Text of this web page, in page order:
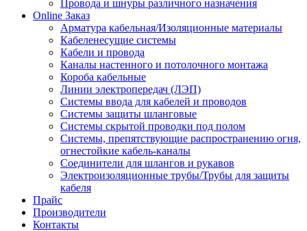
Провода и шнуры различного назначения
Online Заказ
Арматура кабельная/Изоляционные материалы
Кабеленесущие системы
Кабели и провода
Каналы настенного и потолочного монтажа
Короба кабельные
Линии электропередач (ЛЭП)
Системы ввода для кабелей и проводов
Системы защиты шланговые
Системы скрытой проводки под полом
Системы, препятствующие распространению огня,
огнестойкие кабель-каналы
Соединители для шлангов и рукавов
Электроизоляционные трубы/Трубы для защиты
кабеля
Прайс
Производители
Контакты